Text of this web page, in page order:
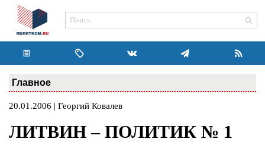
Главное
20.01.2006 | Георгий Ковалев
ЛИТВИН – ПОЛИТИК № 1